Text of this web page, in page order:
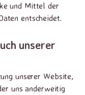
und Mittel der
entscheidet.
unserer
unserer Website,
uns anderweitig